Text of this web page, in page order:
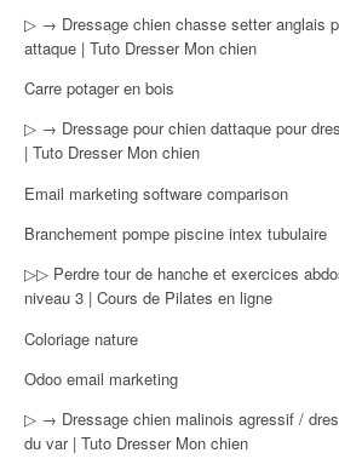
▷ → Dressage chien chasse setter anglais
attaque | Tuto Dresser Mon chien
Carre potager en bois
▷ → Dressage pour chien dattaque pour
| Tuto Dresser Mon chien
Email marketing software comparison
Branchement pompe piscine intex tubulaire
▷▷ Perdre tour de hanche et exercices
niveau 3 | Cours de Pilates en ligne
Coloriage nature
Odoo email marketing
▷ → Dressage chien malinois agressif /
du var | Tuto Dresser Mon chien